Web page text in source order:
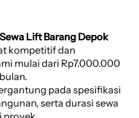
Sewa Lift Barang Depok
kompetitif dan
mulai dari Rp7.000.000
pada spesifikasi
serta durasi sewa